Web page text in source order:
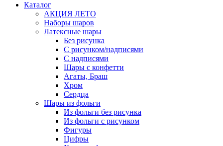
Каталог
АКЦИЯ ЛЕТО
Наборы шаров
Латексные шары
Без рисунка
С рисунком/надписями
С надписями
Шары с конфетти
Агаты, Браш
Хром
Сердца
Шары из фольги
Из фольги без рисунка
Из фольги с рисунком
Фигуры
Цифры